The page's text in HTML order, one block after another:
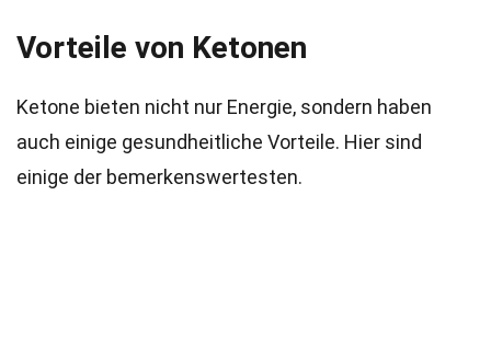
Vorteile von Ketonen
Ketone bieten nicht nur Energie, sondern haben
auch einige gesundheitliche Vorteile. Hier sind
einige der bemerkenswertesten.